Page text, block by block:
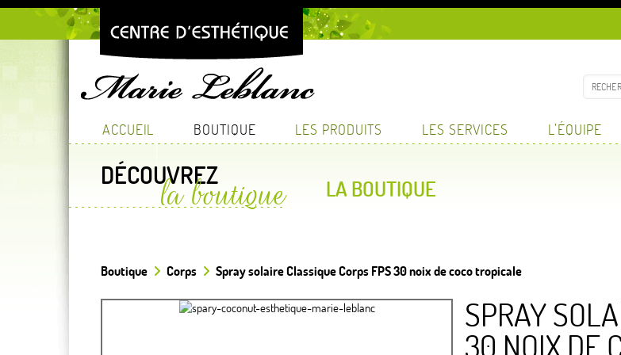
ACCUEIL BOUTIQUE LES PRODUITS LES SERVICES L’ÉQUIPE
DÉCOUVREZla boutique LA BOUTIQUE
Boutique Corps Spray solaire Classique Corps FPS 30 noix de coco tropicale
SPRAY
30 NOIX DE